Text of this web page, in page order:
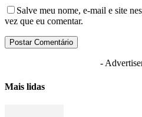
Salve meu nome, e-mail e site
vez que eu comentar.
-
Mais lidas